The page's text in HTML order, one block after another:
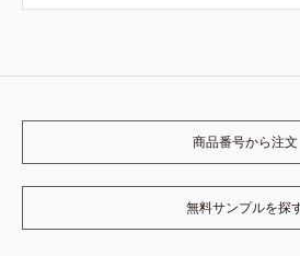
商品番号から注文
無料サンプルを探